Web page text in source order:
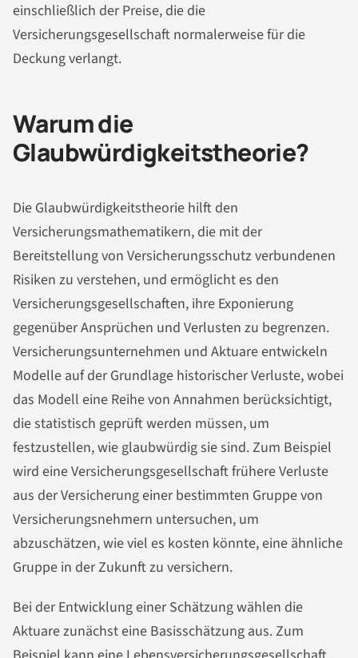
einschließlich der Preise, die die
Versicherungsgesellschaft normalerweise für die
Deckung verlangt.
Warum die
Glaubwürdigkeitstheorie?
Die Glaubwürdigkeitstheorie hilft den
Versicherungsmathematikern, die mit der
Bereitstellung von Versicherungsschutz verbundenen
Risiken zu verstehen, und ermöglicht es den
Versicherungsgesellschaften, ihre Exponierung
gegenüber Ansprüchen und Verlusten zu begrenzen.
Versicherungsunternehmen und Aktuare entwickeln
Modelle auf der Grundlage historischer Verluste, wobei
das Modell eine Reihe von Annahmen berücksichtigt,
die statistisch geprüft werden müssen, um
festzustellen, wie glaubwürdig sie sind. Zum Beispiel
wird eine Versicherungsgesellschaft frühere Verluste
aus der Versicherung einer bestimmten Gruppe von
Versicherungsnehmern untersuchen, um
abzuschätzen, wie viel es kosten könnte, eine ähnliche
Gruppe in der Zukunft zu versichern.
Bei der Entwicklung einer Schätzung wählen die
Aktuare zunächst eine Basisschätzung aus. Zum